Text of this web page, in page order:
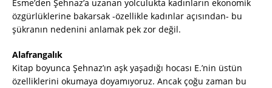
Esme’den Şehnaz’a uzanan yolculukta kadınların ekonomik
özgürlüklerine bakarsak -özellikle kadınlar açısından- bu
şükranın nedenini anlamak pek zor değil.
Alafrangalık
Kitap boyunca Şehnaz’ın aşk yaşadığı hocası E.’nin üstün
özelliklerini okumaya doyamıyoruz. Ancak çoğu zaman bu